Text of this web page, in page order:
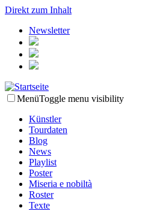
Direkt zum Inhalt
Newsletter
MenüToggle menu visibility
Künstler
Tourdaten
Blog
News
Playlist
Poster
Miseria e nobiltà
Roster
Texte